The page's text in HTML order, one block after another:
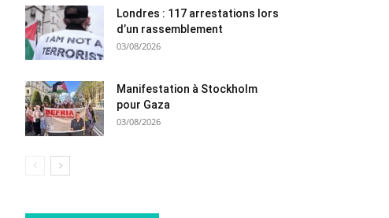
Londres : 117 arrestations lors
d’un rassemblement
03/08/2026
Manifestation à Stockholm
pour Gaza
03/08/2026